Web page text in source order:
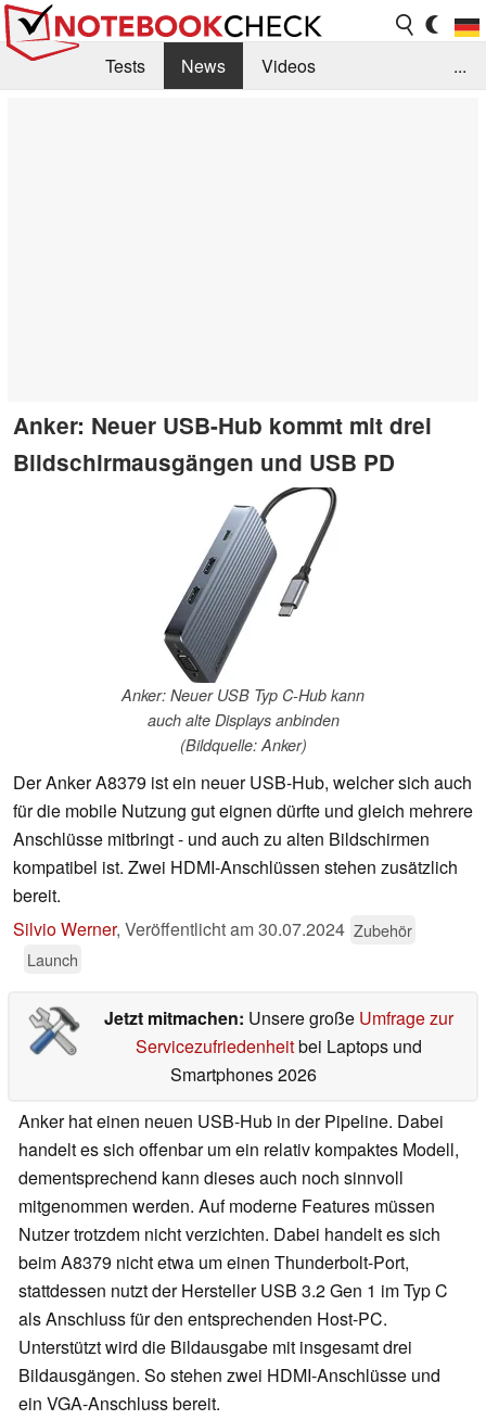
Tests News
Videos
...
Anker: Neuer USB-Hub kommt mit drei
Bildschirmausgängen und USB PD
Anker: Neuer USB Typ C-Hub kann
auch alte Displays anbinden
(Bildquelle: Anker)
Der Anker A8379 ist ein neuer USB-Hub, welcher sich auch
für die mobile Nutzung gut eignen dürfte und gleich mehrere
Anschlüsse mitbringt - und auch zu alten Bildschirmen
kompatibel ist. Zwei HDMI-Anschlüssen stehen zusätzlich
bereit.
Silvio Werner, Veröffentlicht am30.07.2024 Zubehör
Launch
Jetzt mitmachen: Unsere große Umfrage zur
Servicezufriedenheitbei Laptops und
Smartphones 2026
Anker hat einen neuen USB-Hub in der Pipeline. Dabei
handelt es sich offenbar um ein relativ kompaktes Modell,
dementsprechend kann dieses auch noch sinnvoll
mitgenommen werden. Auf moderne Features müssen
Nutzer trotzdem nicht verzichten. Dabei handelt es sich
beim A8379 nicht etwa um einen Thunderbolt-Port,
stattdessen nutzt der Hersteller USB 3.2 Gen 1 im Typ C
als Anschluss für den entsprechenden Host-PC.
Unterstützt wird die Bildausgabe mit insgesamt drei
Bildausgängen. So stehen zwei HDMI-Anschlüsse und
ein VGA-Anschluss bereit.